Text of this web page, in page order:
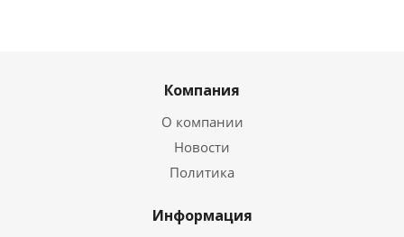
Компания
О компании
Новости
Политика
Информация